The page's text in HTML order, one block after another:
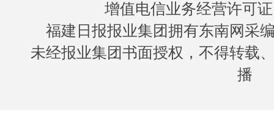
增值电信业务经营许可
福建日报报业集团拥有东南网采
未经报业集团书面授权，不得转载
播